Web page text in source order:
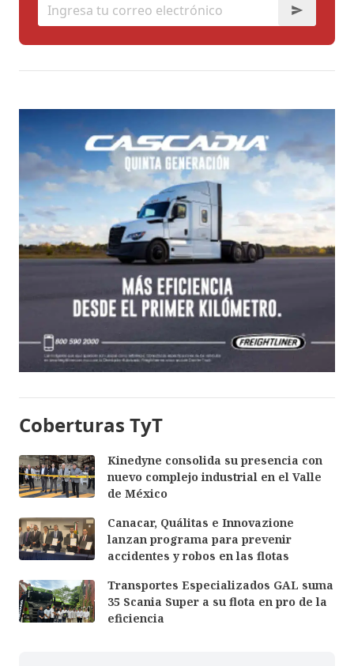
Coberturas TyT
Kinedyne consolida su presencia con
nuevo complejo industrial en el Valle
de México
Canacar, Quálitas e Innovazione
lanzan programa para prevenir
accidentes y robos en las flotas
Transportes Especializados GAL suma
35 Scania Super a su flota en pro de la
eficiencia